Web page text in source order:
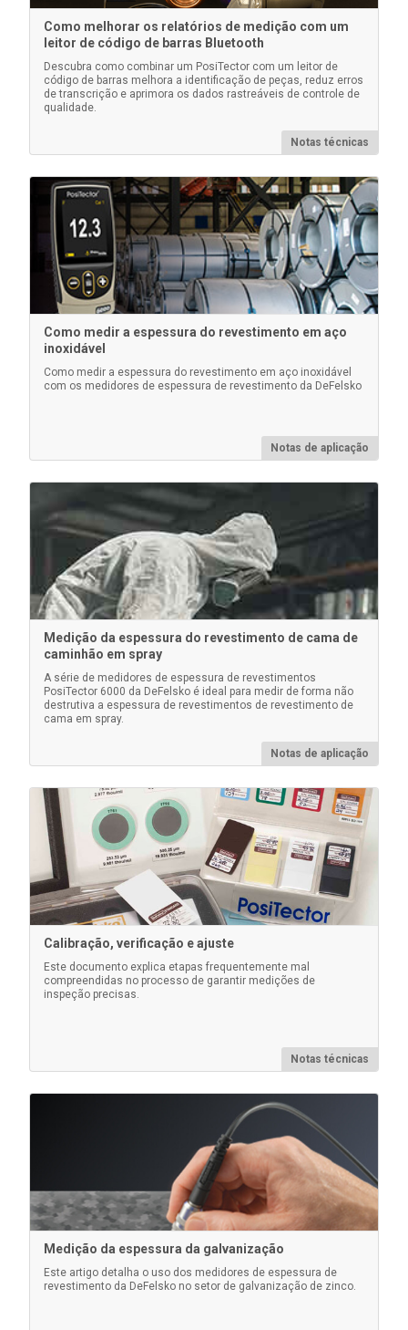
Saiba mais
Estojo PosiTector
Estojo rígido conveniente para transportar o corpo do
medidor PosiTector e várias sondas
Calços plásticos certificados
Alternativa econômica às placas de metal revestidas,
com precisão reduzida. Ideal para proteger a ponta
de prova do PosiTector .
Saiba mais
Extensor de sonda telescópica
Saiba mais
Como melhorar os relatórios de medição com um
leitor de código de barras Bluetooth
Descubra como combinar um PosiTector com um leitor de
código de barras melhora a identificação de peças, reduz erros
de transcrição e aprimora os dados rastreáveis de controle de
qualidade.
Notas técnicas
Como medir a espessura do revestimento em aço
inoxidável
Como medir a espessura do revestimento em aço inoxidável
com os medidores de espessura de revestimento da DeFelsko
Notas de aplicação
Medição da espessura do revestimento de cama de
caminhão em spray
A série de medidores de espessura de revestimentos
PosiTector 6000 da DeFelsko é ideal para medir de forma não
destrutiva a espessura de revestimentos de revestimento de
cama em spray.
Notas de aplicação
Calibração, verificação e ajuste
Este documento explica etapas frequentemente mal
compreendidas no processo de garantir medições de
inspeção precisas.
Notas técnicas
Medição da espessura da galvanização
Este artigo detalha o uso dos medidores de espessura de
revestimento da DeFelsko no setor de galvanização de zinco.